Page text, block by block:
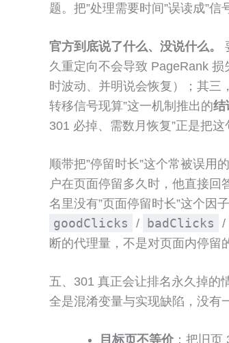
题。把”处理需要时间”误读成”信
官方到底说了什么、没说什么。
久重定向不会导致 PageRank
时波动、并明说会恢复）；其三
转移信号现算”这一机制推出的结
301 必掉、需数月恢复”正是把
顺带把”停留时长”这个常被误
户在页面停留多久时，他直接回
名里没有”页面停留时长”这个
goodClicks / badClicks /
断的代理量，不是对页面内停留
五、301 真正会让排名永久掉的
全是混淆变量与实现缺陷，没有
目标页不等价 ：把旧